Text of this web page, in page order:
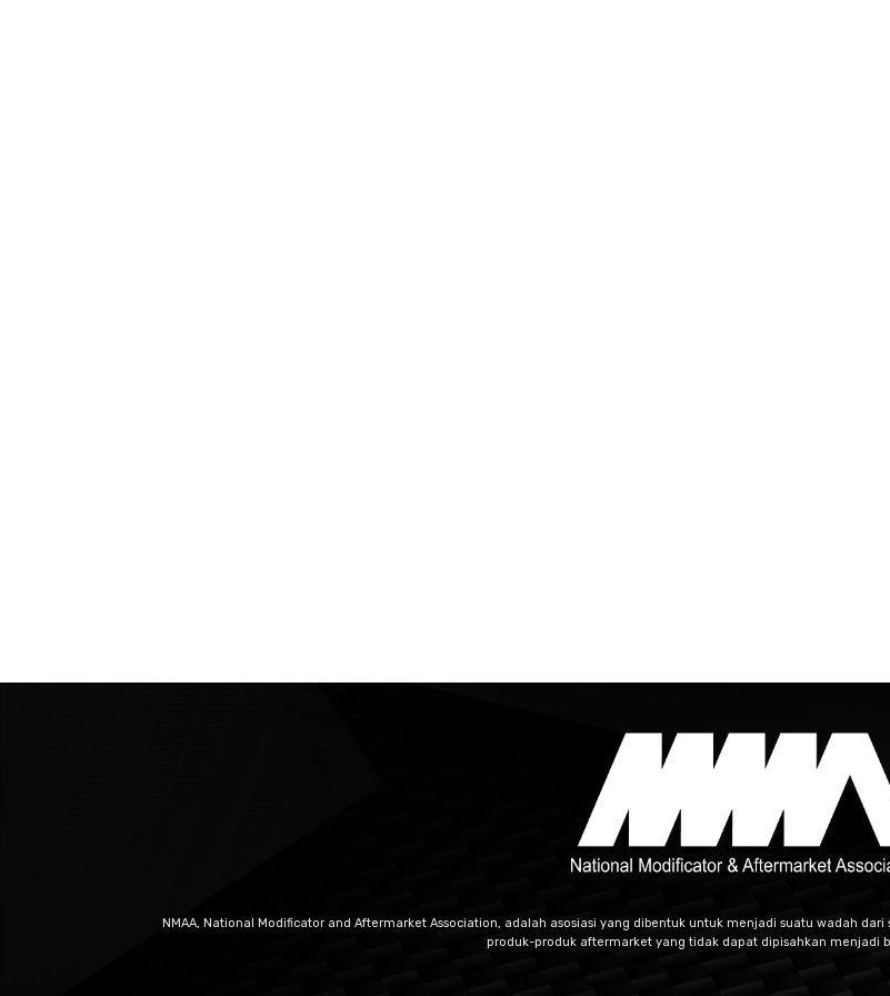
NMAA, National Modificator and Aftermarket Association, adalah asosiasi yang dibentuk untuk menjadi suatu wadah
produk-produk aftermarket yang tidak dapat dipisahkan menjadi